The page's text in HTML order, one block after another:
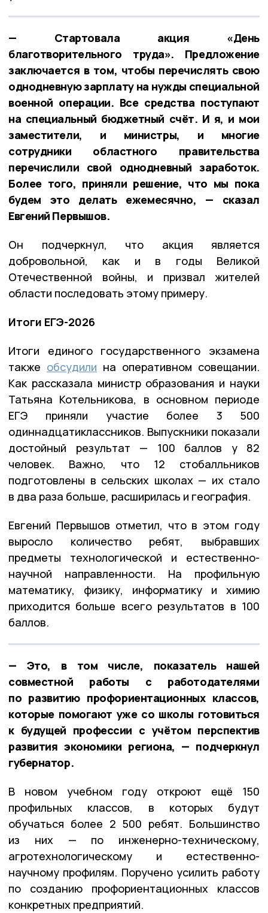
— Стартовала акция «День
благотворительного труда». Предложение
заключается в том, чтобы перечислять свою
однодневную зарплату на нужды специальной
военной операции. Все средства поступают
на специальный бюджетный счёт. И я, и мои
заместители, и министры, и многие
сотрудники областного правительства
перечислили свой однодневный заработок.
Более того, приняли решение, что мы пока
будем это делать ежемесячно, — сказал
Евгений Первышов.
Он подчеркнул, что акция является
добровольной, как и в годы Великой
Отечественной войны, и призвал жителей
области последовать этому примеру.
Итоги ЕГЭ-2026
Итоги единого государственного экзамена
также обсудили на оперативном совещании.
Как рассказала министр образования и науки
Татьяна Котельникова, в основном периоде
ЕГЭ приняли участие более 3 500
одиннадцатиклассников. Выпускники показали
достойный результат — 100 баллов у 82
человек. Важно, что 12 стобалльников
подготовлены в сельских школах — их стало
в два раза больше, расширилась и география.
Евгений Первышов отметил, что в этом году
выросло количество ребят, выбравших
предметы технологической и естественно-
научной направленности. На профильную
математику, физику, информатику и химию
приходится больше всего результатов в 100
баллов.
— Это, в том числе, показатель нашей
совместной работы с работодателями
по развитию профориентационных классов,
которые помогают уже со школы готовиться
к будущей профессии с учётом перспектив
развития экономики региона, — подчеркнул
губернатор.
В новом учебном году откроют ещё 150
профильных классов, в которых будут
обучаться более 2 500 ребят. Большинство
из них — по инженерно-техническому,
агротехнологическому и естественно-
научному профилям. Поручено усилить работу
по созданию профориентационных классов
конкретных предприятий.